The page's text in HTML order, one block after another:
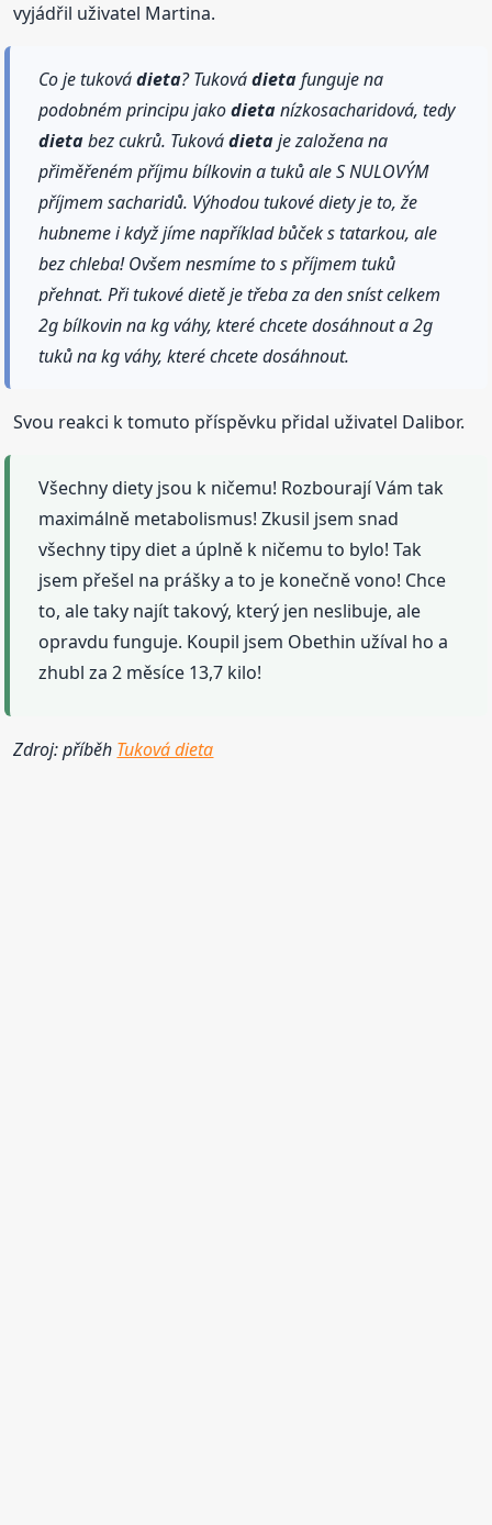
vyjádřil uživatel Martina.
Co je tukovádieta? Tukovádietafunguje na
podobném principu jakodietanízkosacharidová, tedy
dietabez cukrů. Tukovádietaje založena na
přiměřeném příjmu bílkovin a tuků ale S NULOVÝM
příjmem sacharidů. Výhodou tukové diety je to, že
hubneme i když jíme například bůček s tatarkou, ale
bez chleba! Ovšem nesmíme to s příjmem tuků
přehnat. Při tukové dietě je třeba za den sníst celkem
2g bílkovin na kg váhy, které chcete dosáhnout a 2g
tuků na kg váhy, které chcete dosáhnout.
Svou reakci k tomuto příspěvku přidal uživatel Dalibor.
Všechny diety jsou k ničemu! Rozbourají Vám tak
maximálně metabolismus! Zkusil jsem snad
všechny tipy diet a úplně k ničemu to bylo! Tak
jsem přešel na prášky a to je konečně vono! Chce
to, ale taky najít takový, který jen neslibuje, ale
opravdu funguje. Koupil jsem Obethin užíval ho a
zhubl za 2 měsíce 13,7 kilo!
Zdroj: příběh Tuková dieta